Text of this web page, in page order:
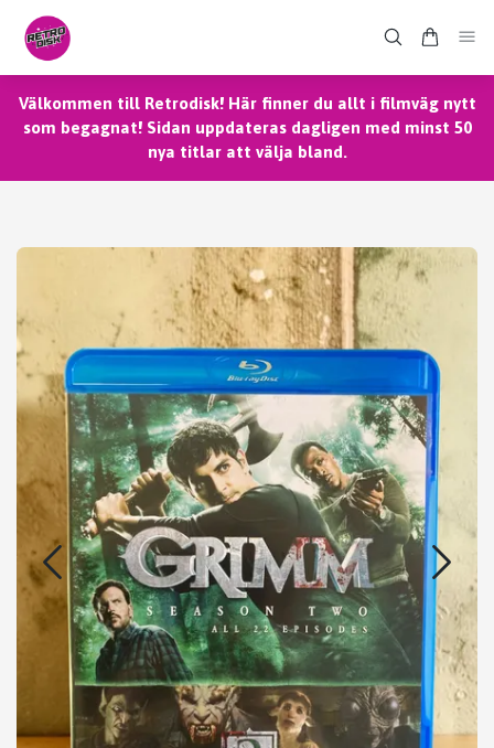
Välkommen till Retrodisk! Här finner du allt i filmväg nytt
som begagnat! Sidan uppdateras dagligen med minst 50
nya titlar att välja bland.